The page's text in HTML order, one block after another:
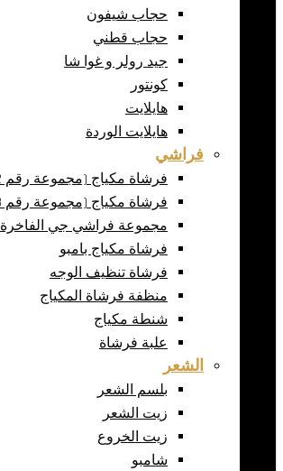
حجاب شيفون
حجاب قطني
جيد رولر و غوا شا
كونتور
هايلايت
هايلايت الوردة
فراشي
فرشاة مكياج (مجموعة رقم 2)
فرشاة مكياج (مجموعة رقم 3)
مجموعة فراشي جي الفاخرة
فرشاة مكياج بامبو
فرشاة تنظيف الوجه
منظفة فرشاة المكياج
شنطة مكياج
علبة فرشاة
الشعر
بلسم الشعر
زيت الشعر
زيت الخروع
شامبو